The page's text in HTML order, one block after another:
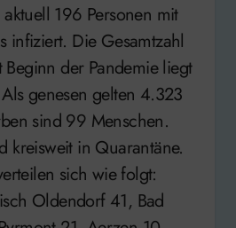
infiziert. Die Gesamtzahl
der Pandemie liegt
genesen gelten 4.323
sind 99 Menschen.
kreisweit in Quarantäne.
sich wie folgt:
Oldendorf 41, Bad